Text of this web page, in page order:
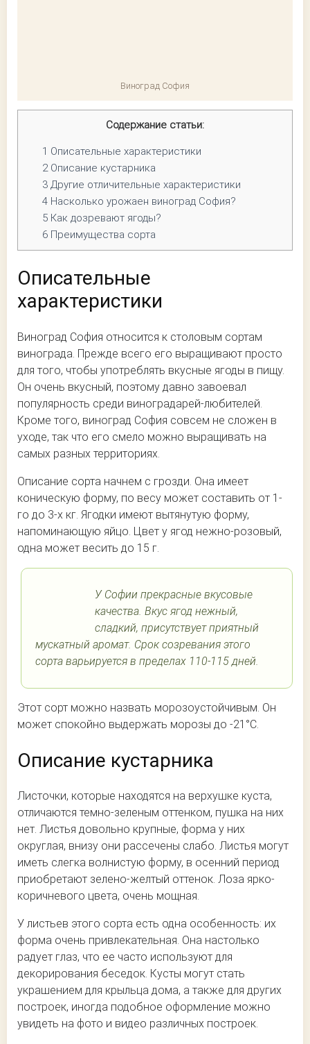
Виноград София
Содержание статьи:
1 Описательные характеристики
2Описание кустарника
3 Другие отличительные характеристики
4 Насколько урожаен виноград София?
5 Как дозревают ягоды?
6 Преимущества сорта
Описательные
характеристики
Виноград София относится к столовым сортам
винограда. Прежде всего его выращивают просто
для того, чтобы употреблять вкусные ягоды в пищу.
Он очень вкусный, поэтому давно завоевал
популярность среди виноградарей-любителей.
Кроме того, виноград София совсем не сложен в
уходе, так что его смело можно выращивать на
самых разных территориях.
Описание сорта начнем с грозди. Она имеет
коническую форму, по весу может составить от 1-
го до 3-х кг. Ягодки имеют вытянутую форму,
напоминающую яйцо. Цвет у ягод нежно-розовый,
одна может весить до 15 г.
У Софии прекрасные вкусовые
качества. Вкус ягод нежный,
сладкий, присутствует приятный
мускатный аромат. Срок созревания этого
сорта варьируется в пределах 110-115 дней.
Этот сорт можно назвать морозоустойчивым. Он
может спокойно выдержать морозы до -21°С.
Описание кустарника
Листочки, которые находятся на верхушке куста,
отличаются темно-зеленым оттенком, пушка на них
нет. Листья довольно крупные, форма у них
округлая, внизу они рассечены слабо. Листья могут
иметь слегка волнистую форму, в осенний период
приобретают зелено-желтый оттенок. Лоза ярко-
коричневого цвета, очень мощная.
У листьев этого сорта есть одна особенность: их
форма очень привлекательная. Она настолько
радует глаз, что ее часто используют для
декорирования беседок. Кусты могут стать
украшением для крыльца дома, а также для других
построек, иногда подобное оформление можно
увидеть на фото и видео различных построек.